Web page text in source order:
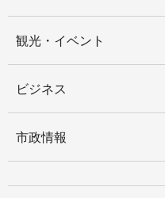
観光・イベント
ビジネス
市政情報